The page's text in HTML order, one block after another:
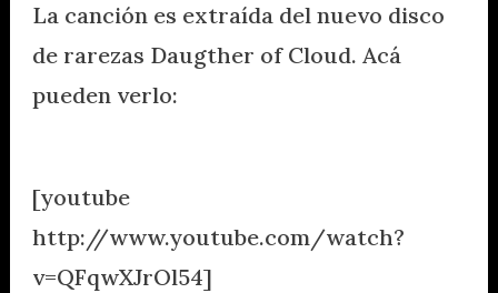
La canción es extraída del nuevo disco
de rarezas Daugther of Cloud. Acá
pueden verlo:
[youtube
http://www.youtube.com/watch?
v=QFqwXJrOl54]